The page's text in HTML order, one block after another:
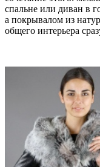
спальне или диван в
а покрывалом из
общего интерьера